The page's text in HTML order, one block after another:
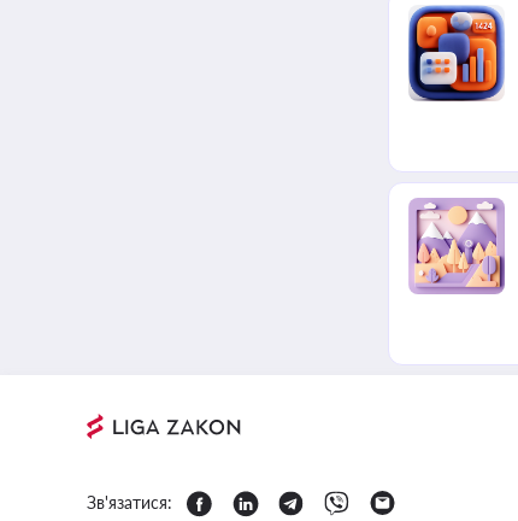
Зв'язатися: